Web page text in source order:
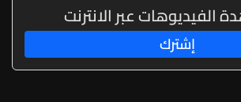
الفيديوهات عبر الانترنت
إشترك